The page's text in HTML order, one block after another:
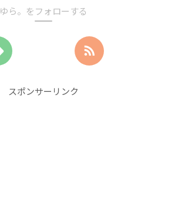
ゆら。をフォローする
スポンサーリンク